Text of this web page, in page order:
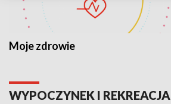
Moje zdrowie
WYPOCZYNEK I REKREACJA